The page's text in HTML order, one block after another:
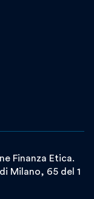
Finanza Etica.
Milano, 65 del 1